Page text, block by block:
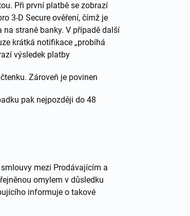
Při první platbě se zobrazí
3-D Secure ověření, čímž je
straně banky. V případě další
krátká notifikace „probíhá
výsledek platby
Zároveň je povinen
pak nejpozději do 48
mezi Prodávajícím a
omylem v důsledku
informuje o takové